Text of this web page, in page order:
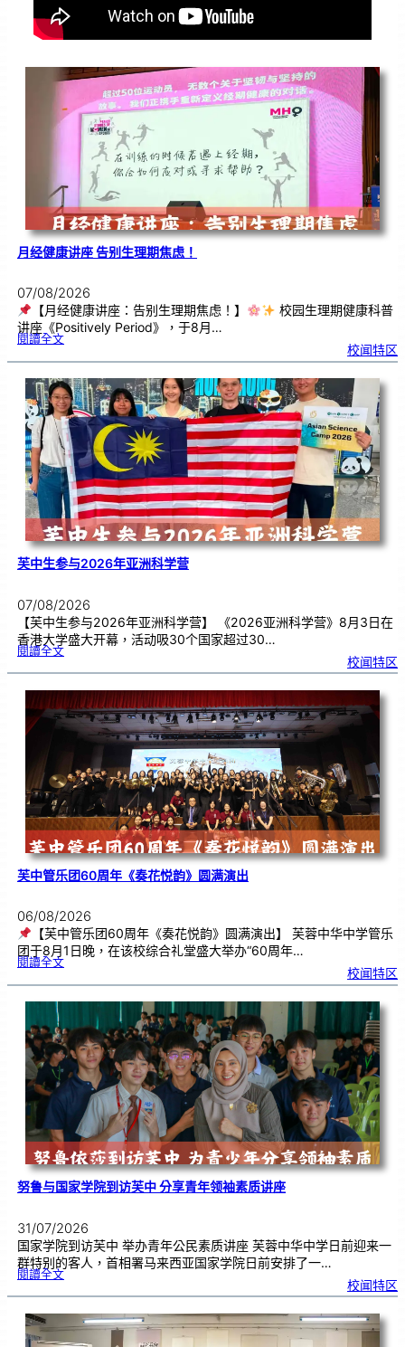
月经健康讲座 告别生理期焦虑！
07/08/2026
【月经健康讲座：告别生理期焦虑！】
校园生理期健康科普
讲座《Positively Period》，于8月…
閱讀全文:月
康
座
告
别
生
理
期
焦
虑
！
校闻特区
芙中生参与2026年亚洲科学营
07/08/2026
【芙中生参与2026年亚洲科学营】 《2026亚洲科学营》8月3日在
香港大学盛大开幕，活动吸30个国家超过30…
閱讀全文:芙
参
2
0
2
6
年
亚
洲科
校闻特区
芙中管乐团60周年《奏花悦韵》圆满演出
06/08/2026
【芙中管乐团60周年《奏花悦韵》圆满演出】 芙蓉中华中学管乐
团于8月1日晚，在该校综合礼堂盛大举办“60周年…
閱讀全文:芙
乐
6
0
《
奏
花
悦
韵
》
圆
满
演
出
校闻特区
努鲁与国家学院到访芙中 分享青年领袖素质讲座
31/07/2026
国家学院到访芙中 举办青年公民素质讲座 芙蓉中华中学日前迎来一
群特别的客人，首相署马来西亚国家学院日前安排了一…
閱讀全文:努
国
学
院
到
访
中
校闻特区